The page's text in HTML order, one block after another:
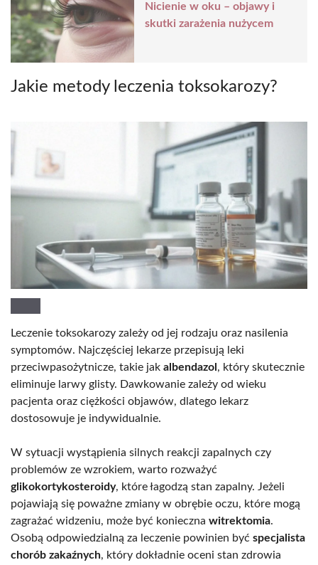
Nicienie w oku – objawy i
skutki zarażenia nużycem
Jakie metody leczenia toksokarozy?
Leczenie toksokarozy zależy od jej rodzaju oraz nasilenia
symptomów. Najczęściej lekarze przepisują leki
przeciwpasożytnicze, takie jak albendazol , który skutecznie
eliminuje larwy glisty. Dawkowanie zależy od wieku
pacjenta oraz ciężkości objawów, dlatego lekarz
dostosowuje je indywidualnie.
W sytuacji wystąpienia silnych reakcji zapalnych czy
problemów ze wzrokiem, warto rozważyć
glikokortykosteroidy, które łagodzą stan zapalny. Jeżeli
pojawiają się poważne zmiany w obrębie oczu, które mogą
zagrażać widzeniu, może być konieczna witrektomia.
Osobą odpowiedzialną za leczenie powinien być specjalista
chorób zakaźnych, który dokładnie oceni stan zdrowia